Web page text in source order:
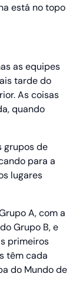
está no topo
as equipes
tarde do
As coisas
quando
grupos de
para a
lugares
A, com a
Grupo B, e
primeiros
têm cada
do Mundo de